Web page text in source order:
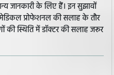
जानकारी के लिए हैं। इन सुझावों
प्रोफेशनल की सलाह के तौर
की स्थिति में डॉक्टर की सलाह जरूर